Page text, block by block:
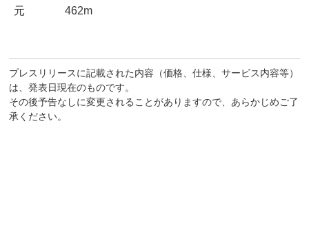
元
462m
プレスリリースに記載された内容（価格、仕様、サービス内容等）
は、発表日現在のものです。
その後予告なしに変更されることがありますので、あらかじめご了
承ください。